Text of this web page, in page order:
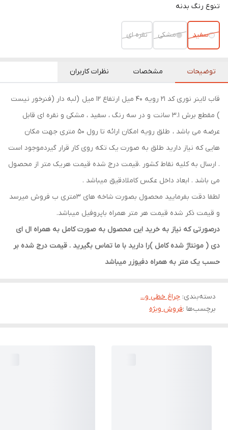
تنوع رنگ بدنه
سفید مشکی نقره ای
توضیحات مشخصات نظرات کاربران
قاب لاینر نوری کد 21 رویه 40 میل ارتفاع 12 میل (لبه دار (فنرخور نیست
) مقطع برش 3.1 سانت و در سه رنگ ، سفید ، مشکی و نقره ای قابل
عرضه می باشد ، طلق رویه امکان ارائه تا رول ۵۰ متری جهت مکان
هایی که نیاز دارید طلق به صورت یک تکه روی کار قرار گیردموجود است
. ارسال به کلیه نقاط کشور .قیمت درج شده قیمت هریک متر از محصول
می باشد . ابعاد داخل عکس کاملادقیق میباشد .
لطفا دقت بفرمایید محصول بصورت شاخه های 3متری ب فروش میرسد
و قیمت ذکر شده قیمت هر متر همراه باپروفیل میباشد.
درصورتی که نیاز به خرید این محصول به صورت کامل به همراه ال ای
دی ( مونتاژ شده کامل )را دارید با ما تماس بگیرید . قیمت درج شده بر
حسب یک متر به همراه دفیوزر میباشد
دسته‌بندی: چراغ خطی و...
برچسب‌ها :فروش ویژه